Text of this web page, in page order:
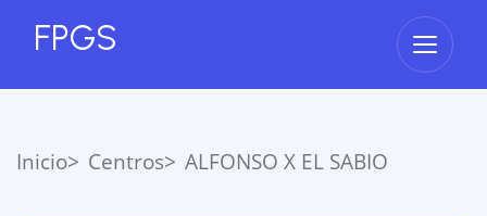
FPGS Abrir
Inicio Centros ALFONSO X EL SABIO